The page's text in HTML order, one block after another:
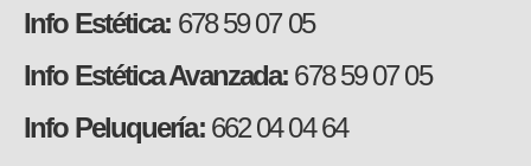
Info Estética: 678 59 07 05
Info Estética Avanzada: 678 59 07 05
Info Peluquería: 662 04 04 64